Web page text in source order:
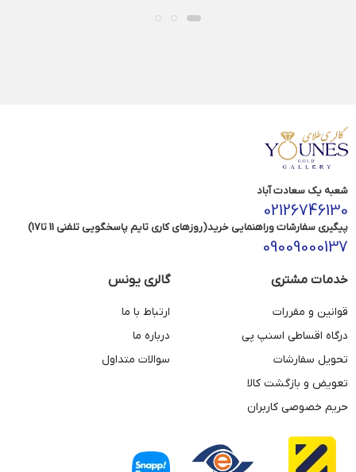
شعبه یک سعادت آباد
02126746130
پیگیری سفارشات وراهنمایی خرید(روزهای کاری تایم پاسخگویی تلفنی 11 تا17)
09009000137
خدمات مشتری
قوانین و مقررات
درگاه اقساطی اسنپ پی
تحویل سفارشات
تعویض و بازگشت کالا
حریم خصوصی کاربران
گالری یونس
ارتباط با ما
درباره ما
سوالات متداول